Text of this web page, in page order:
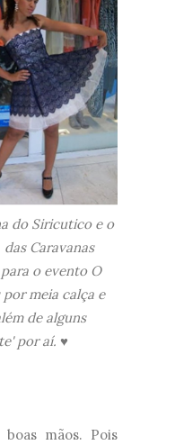
do Siricutico e o
Caravanas
o evento O
meia calça e
de alguns
por aí. ♥
mãos. Pois